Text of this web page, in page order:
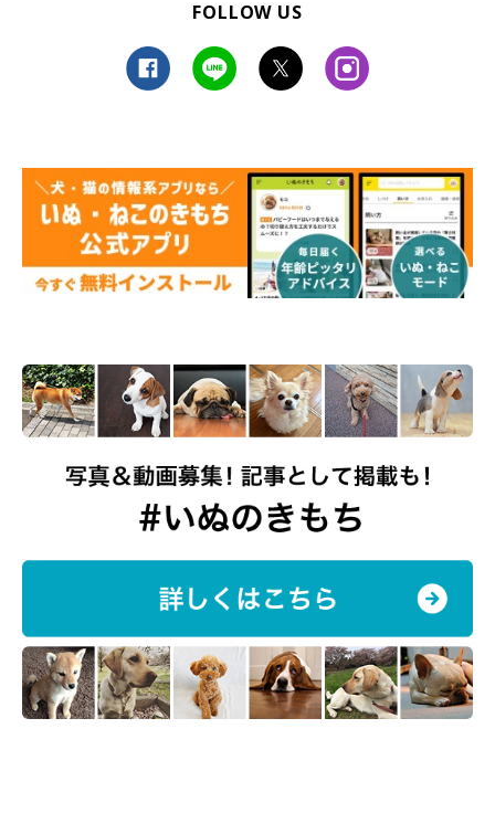
ニコニコとした表情のメイちゃん
「メイに一番伝えたいのは、『わが家に来てくれて本当にありが
とう』という感謝の気持ちです。メイの存在そのものが、飼い主
の毎日の元気の源になっています。メイが『このうちに来てよか
った』と、少しでも思ってくれていたらうれしいな、といつも感
じています。
しいものをたくさん食べて、大好きな公園へお出かけをして、元
気で健康に、メイらしくのんびり穏やかな毎日を1日でも長く一
メイちゃんは今、幸せに暮らしていることがわかりました。
写真提供・取材協力／ ＠saradog0704
さん／X（旧Twitter）
取材・文／長谷部サチ
※この記事は投稿者さまに取材し、了承の上制作したものです。
2026年6月時点の情報であり、現在と異なる場合があります。
FOLLOW US